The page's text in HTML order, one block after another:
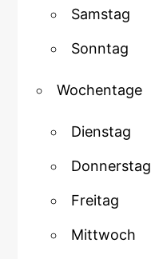
Samstag
Sonntag
Wochentage
Dienstag
Donnerstag
Freitag
Mittwoch